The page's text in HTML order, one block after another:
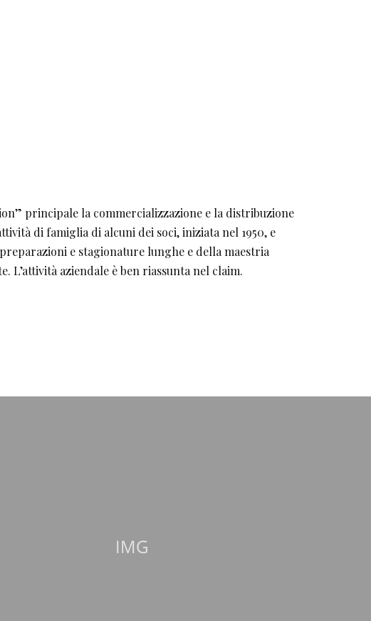
principale la commercializzazione e la distribuzione
di famiglia di alcuni dei soci, iniziata nel 1950, e
e stagionature lunghe e della maestria
aziendale è ben riassunta nel claim.